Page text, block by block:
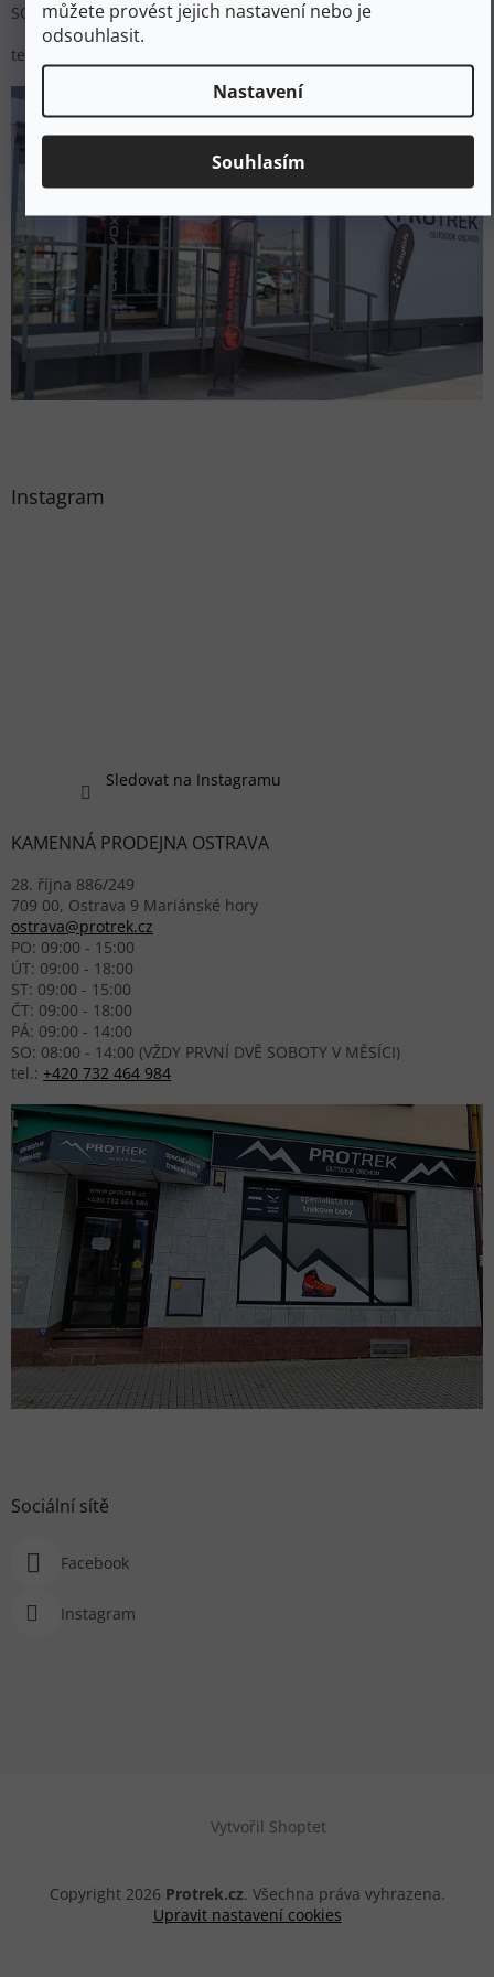
můžete provést jejich nastavení nebo je
odsouhlasit.
Nastavení
Souhlasím
SO: 09:00 - 15:00
tel.:
Instagram
Sledovat na Instagramu
KAMENNÁ PRODEJNA OSTRAVA
28. října 886/249
709 00, Ostrava 9 Mariánské hory
ostrava@protrek.cz
PO: 09:00 - 15:00
ÚT: 09:00 - 18:00
ST: 09:00 - 15:00
ČT: 09:00 - 18:00
PÁ: 09:00 - 14:00
SO: 08:00 - 14:00 (VŽDY PRVNÍ DVĚ SOBOTY V MĚSÍCI)
tel.: +420 732 464 984
Sociální sítě
Facebook
Instagram
Vytvořil Shoptet
Copyright 2026 Protrek.cz. Všechna práva vyhrazena.
Upravit nastavení cookies